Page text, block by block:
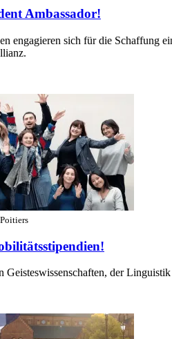
Ambassador!
engagieren sich für die Schaffung
Geisteswissenschaften, der